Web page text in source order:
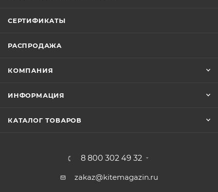
СЕРТИФИКАТЫ
РАСПРОДАЖА
КОМПАНИЯ
ИНФОРМАЦИЯ
КАТАЛОГ ТОВАРОВ
8 800 302 49 32
zakaz@kitemagazin.ru